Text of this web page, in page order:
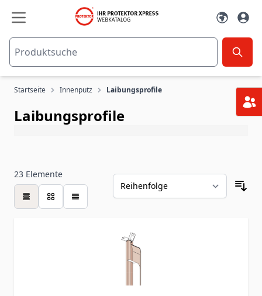
Zum Inhalt springen
Startseite Innenputz Laibungsprofile
Laibungsprofile
23 Elemente
Tabelle